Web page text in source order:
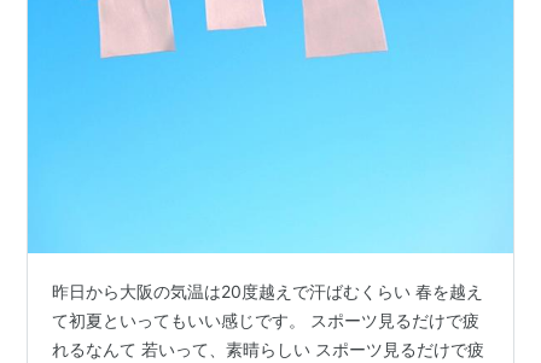
昨日から大阪の気温は20度越えで汗ばむくらい 春を越え
て初夏といってもいい感じです。 スポーツ見るだけで疲
れるなんて 若いって、素晴らしい スポーツ見るだけで疲